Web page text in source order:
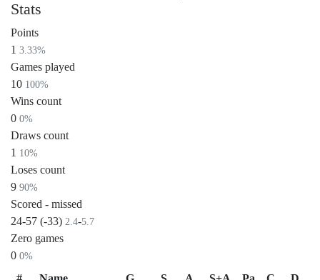
Stats
Points
1 3.33%
Games played
10 100%
Wins count
0 0%
Draws count
1 10%
Loses count
9 90%
Scored - missed
24-57 (-33) 2.4-5.7
Zero games
0 0%